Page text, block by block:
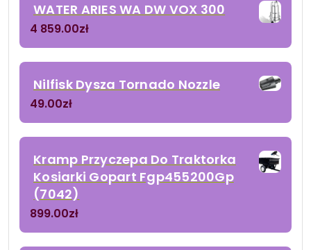
WATER ARIES WA DW VOX 300
4 859.00zł
Nilfisk Dysza Tornado Nozzle
49.00zł
Kramp Przyczepa Do Traktorka
Kosiarki Gopart Fgp455200Gp
(7042)
899.00zł